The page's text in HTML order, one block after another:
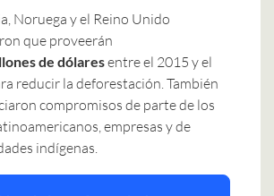
Noruega y el Reino Unido
que proveerán
de dólaresentre el 2015 y el
reducir la deforestación. También
compromisos de parte de los
empresas y de
indígenas.